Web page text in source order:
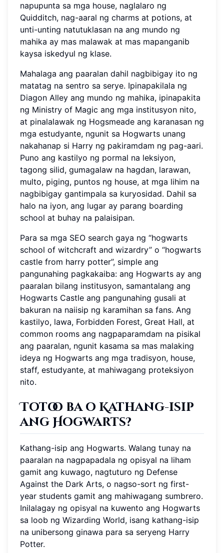
napupunta sa mga house, naglalaro ng
Quidditch, nag-aaral ng charms at potions, at
unti-unting natutuklasan na ang mundo ng
mahika ay mas malawak at mas mapanganib
kaysa iskedyul ng klase.
Mahalaga ang paaralan dahil nagbibigay ito ng
matatag na sentro sa serye. Ipinapakilala ng
Diagon Alley ang mundo ng mahika, ipinapakita
ng Ministry of Magic ang mga institusyon nito,
at pinalalawak ng Hogsmeade ang karanasan ng
mga estudyante, ngunit sa Hogwarts unang
nakahanap si Harry ng pakiramdam ng pag-aari.
Puno ang kastilyo ng pormal na leksiyon,
tagong silid, gumagalaw na hagdan, larawan,
multo, piging, puntos ng house, at mga lihim na
nagbibigay gantimpala sa kuryosidad. Dahil sa
halo na iyon, ang lugar ay parang boarding
school at buhay na palaisipan.
Para sa mga SEO search gaya ng “hogwarts
school of witchcraft and wizardry” o “hogwarts
castle from harry potter”, simple ang
pangunahing pagkakaiba: ang Hogwarts ay ang
paaralan bilang institusyon, samantalang ang
Hogwarts Castle ang pangunahing gusali at
bakuran na naiisip ng karamihan sa fans. Ang
kastilyo, lawa, Forbidden Forest, Great Hall, at
common rooms ang nagpaparamdam na pisikal
ang paaralan, ngunit kasama sa mas malaking
ideya ng Hogwarts ang mga tradisyon, house,
staff, estudyante, at mahiwagang proteksiyon
nito.
Totoo ba o Kathang-isip
ang Hogwarts?
Kathang-isip ang Hogwarts. Walang tunay na
paaralan na nagpapadala ng opisyal na liham
gamit ang kuwago, nagtuturo ng Defense
Against the Dark Arts, o nagso-sort ng first-
year students gamit ang mahiwagang sumbrero.
Inilalagay ng opisyal na kuwento ang Hogwarts
sa loob ng Wizarding World, isang kathang-isip
na unibersong ginawa para sa seryeng Harry
Potter.